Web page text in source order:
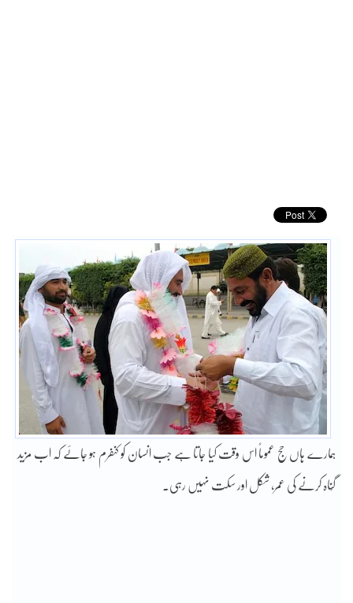
ہمارے ہاں حج عموماً اس وقت کیا جاتا ہے جب انسان کو کنفرم ہو جائے کہ اب مزید
گُناہ کرنے کی عمر، شکل اور سکت نہیں رہی۔